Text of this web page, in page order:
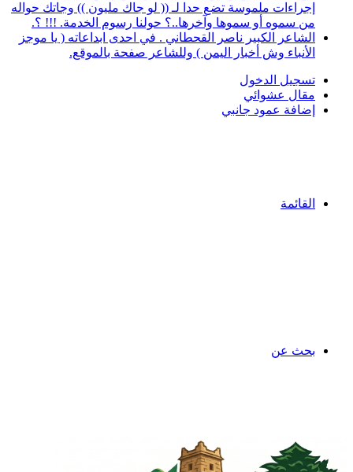
إجراءات ملموسة تضع حدا لـ (( لو جاك مليون )) وجاتك حواله
من سموه أو سموها وآخرها..؟ حولنا رسوم الخدمة. !!! ؟.
الشاعر الكبير ناصر القحطاني . في احدى ابداعاته ( يا موجز
الأنباء وش أخبار اليمن ) وللشاعر صفحة بالموقع.
تسجيل الدخول
مقال عشوائي
إضافة عمود جانبي
القائمة
بحث عن